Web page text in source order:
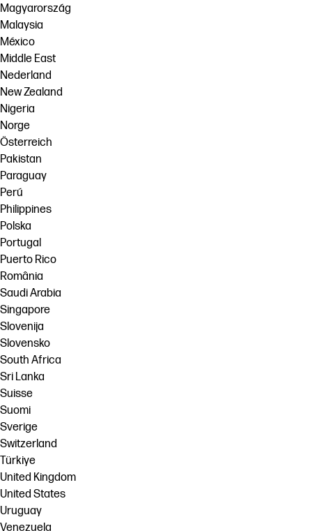
Magyarország
Malaysia
México
Middle East
Nederland
New Zealand
Nigeria
Norge
Österreich
Pakistan
Paraguay
Perú
Philippines
Polska
Portugal
Puerto Rico
România
Saudi Arabia
Singapore
Slovenija
Slovensko
South Africa
Sri Lanka
Suisse
Suomi
Sverige
Switzerland
Türkiye
United Kingdom
United States
Uruguay
Venezuela